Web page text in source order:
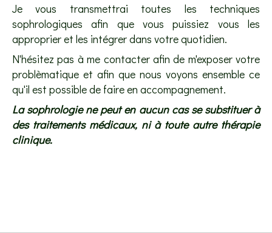
Je vous transmettrai toutes les techniques
sophrologiques afin que vous puissiez vous les
approprier et les intégrer dans votre quotidien.
N'hésitez pas à me contacter afin de m'exposer votre
problèmatique et afin que nous voyons ensemble ce
qu'il est possible de faire en accompagnement.
La sophrologie ne peut en aucun cas se substituer à
des traitements médicaux, ni à toute autre thérapie
clinique.